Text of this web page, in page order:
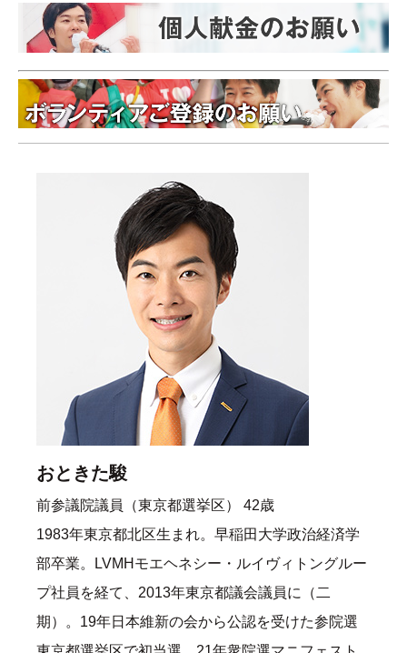
おときた駿
前参議院議員（東京都選挙区） 42歳
1983年東京都北区生まれ。早稲田大学政治経済学
部卒業。LVMHモエヘネシー・ルイヴィトングルー
プ社員を経て、2013年東京都議会議員に（二
期）。19年日本維新の会から公認を受けた参院選